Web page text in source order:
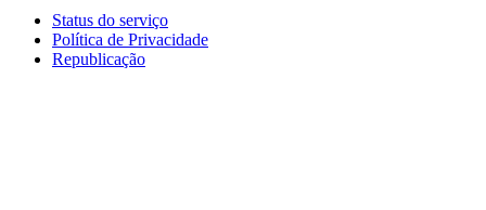
Status do serviço
Política de Privacidade
Republicação